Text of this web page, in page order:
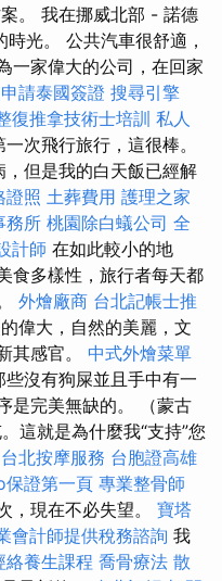
。 我在挪威北部 - 諾德
光。 公共汽車很舒適，
一家偉大的公司，在回家
請泰國簽證 搜尋引擎
復推拿技術士培訓 私人
次飛行旅行，這很棒。
，但是我的白天飯已經解
證照 土葬費用 護理之家
務所 桃園除白蟻公司 全
計師 在如此較小的地
食多樣性，旅行者每天都
外燴廠商 台北記帳士推
偉大，自然的美麗，文
其感官。 中式外燴菜單
些沒有狗屎並且手中有一
是完美無缺的。 （蒙古
這就是為什麼我“支持”您
台北按摩服務 台胞證高雄
保證第一頁 專業整骨師
，現在不必失望。 寶塔
會計師提供稅務諮詢 我
絡養生課程 喬骨療法 散